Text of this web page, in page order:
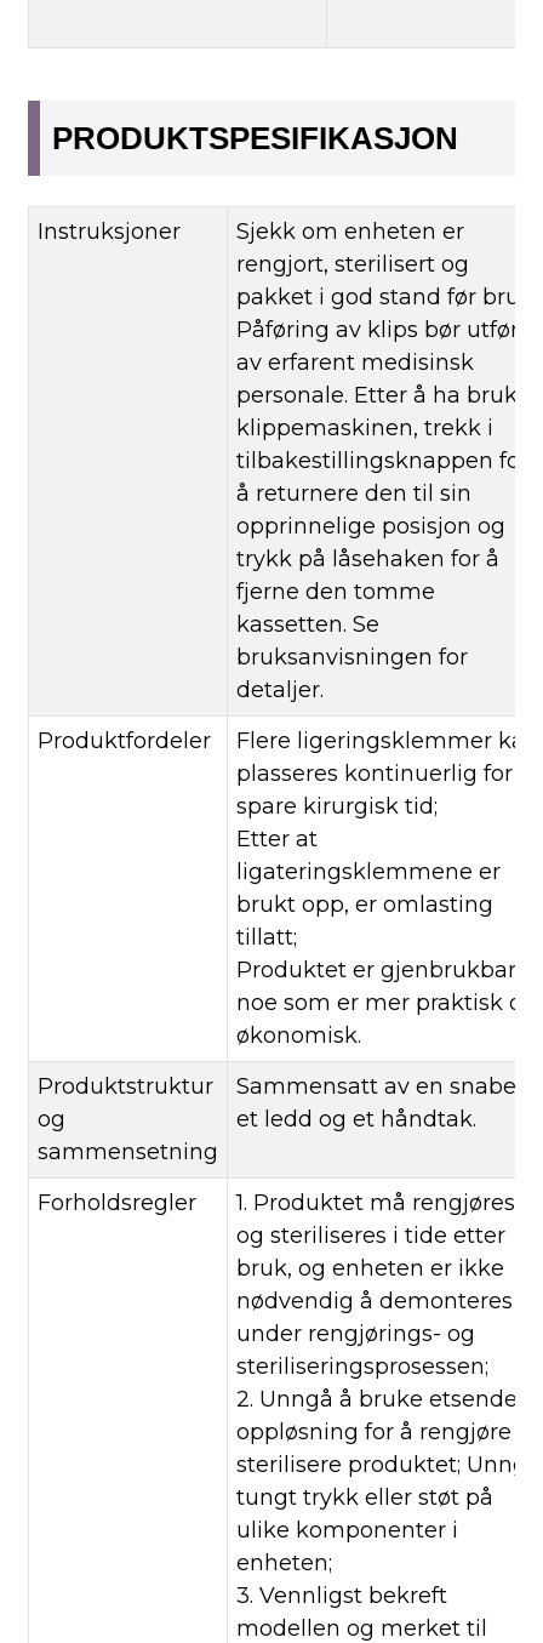
PRODUKTSPESIFIKASJON
Instruksjoner
Sjekk om enheten er
rengjort, sterilisert og
pakket i god stand før bruk.
Påføring av klips bør utføres
av erfarent medisinsk
personale. Etter å ha brukt
klippemaskinen, trekk i
tilbakestillingsknappen for
å returnere den til sin
opprinnelige posisjon og
trykk på låsehaken for å
fjerne den tomme
kassetten. Se
bruksanvisningen for
detaljer.
Produktfordeler
Flere ligeringsklemmer kan
plasseres kontinuerlig for å
spare kirurgisk tid;
Etter at
ligateringsklemmene er
brukt opp, er omlasting
tillatt;
Produktet er gjenbrukbart,
noe som er mer praktisk og
økonomisk.
Produktstruktur
og
sammensetning
Sammensatt av en snabel,
et ledd og et håndtak.
Forholdsregler
1. Produktet må rengjøres
og steriliseres i tide etter
bruk, og enheten er ikke
nødvendig å demonteres
under rengjørings- og
steriliseringsprosessen;
2. Unngå å bruke etsende
oppløsning for å rengjøre
sterilisere produktet; Unngå
tungt trykk eller støt på
ulike komponenter i
enheten;
3. Vennligst bekreft
modellen og merket til